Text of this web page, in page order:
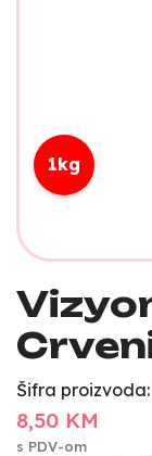
1kg
Šifra proizvoda:
8,50 KM
s PDV-om